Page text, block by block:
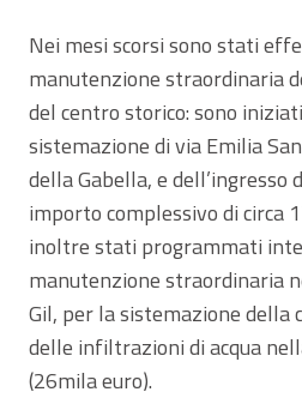
Nei mesi scorsi sono stati
manutenzione straordinaria
del centro storico: sono
sistemazione di via Emilia
della Gabella, e dell’ingresso
importo complessivo di circa
inoltre stati programmati
manutenzione straordinaria
Gil, per la sistemazione della
delle infiltrazioni di acqua
(26mila euro).